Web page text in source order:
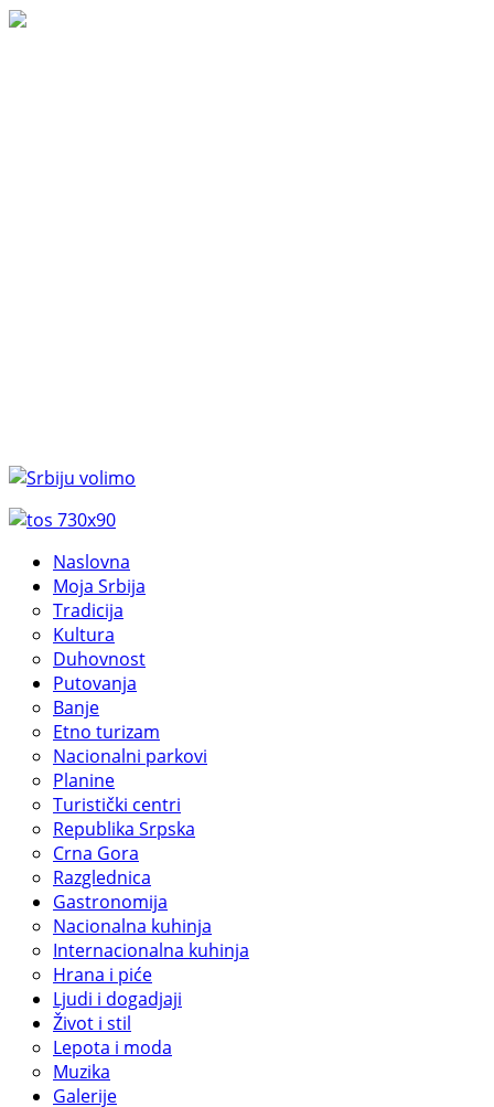
Naslovna
Moja Srbija
Tradicija
Kultura
Duhovnost
Putovanja
Banje
Etno turizam
Nacionalni parkovi
Planine
Turistički centri
Republika Srpska
Crna Gora
Razglednica
Gastronomija
Nacionalna kuhinja
Internacionalna kuhinja
Hrana i piće
Ljudi i dogadjaji
Život i stil
Lepota i moda
Muzika
Galerije